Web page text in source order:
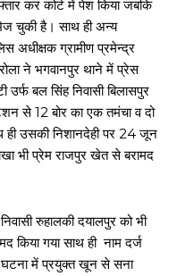
कर कोर्ट में पेश किया जबकि
चुकी है। साथ ही अन्य
अधीक्षक ग्रामीण प्रमेन्द्र
ने भगवानपुर थाने में प्रेस
उर्फ बल सिंह निवासी बिलासपुर
से 12 बोर का एक तमंचा व दो
ही उसकी निशानदेही पर 24 जून
भी प्रेम राजपुर खेत से बरामद
रुहालकी दयालपुर को भी
किया गया साथ ही नाम दर्ज
घटना में प्रयुक्त खून से सना